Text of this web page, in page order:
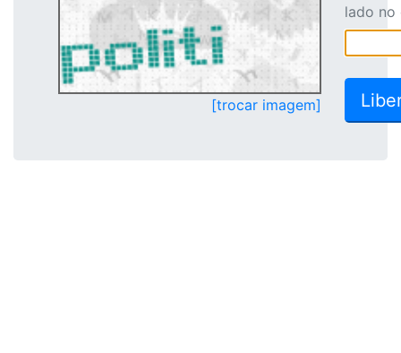
[trocar imagem]
lado no